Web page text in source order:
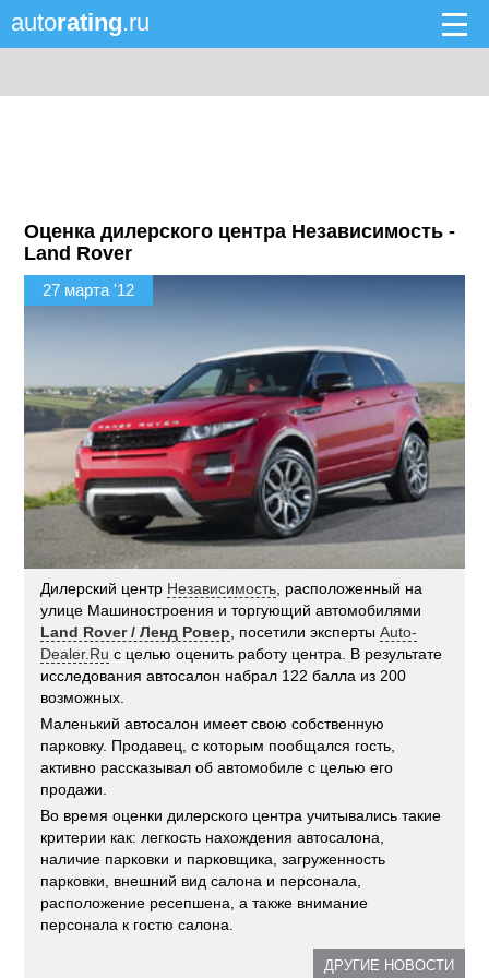
autorating.ru
Оценка дилерского центра Независимость -
Land Rover
27 марта '12
Дилерский центр Независимость , расположенный на
улице Машиностроения и торгующий автомобилями
Land Rover / Ленд Ровер , посетили экспертыAuto-
Dealer.Ru с целью оценить работу центра. В результате
исследования автосалон набрал 122 балла из 200
возможных.
Маленький автосалон имеет свою собственную
парковку. Продавец, с которым пообщался гость,
активно рассказывал об автомобиле с целью его
продажи.
Во время оценки дилерского центра учитывались такие
критерии как: легкость нахождения автосалона,
наличие парковки и парковщика, загруженность
парковки, внешний вид салона и персонала,
расположение ресепшена, а также внимание
персонала к гостю салона.
ДРУГИЕ НОВОСТИ